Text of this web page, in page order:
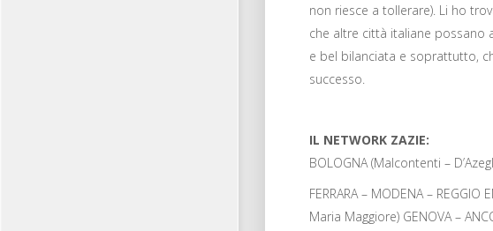
non riesce a tollerare). Li ho
che altre città italiane possano
e bel bilanciata e soprattutto,
successo.
IL NETWORK ZAZIE:
BOLOGNA (Malcontenti –
FERRARA – MODENA –
Maria Maggiore) GENOVA –